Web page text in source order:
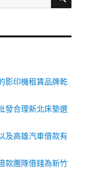
影印機租賃品牌乾
發合理新北床墊選
及高雄汽車借款有
款團隊借錢為新竹